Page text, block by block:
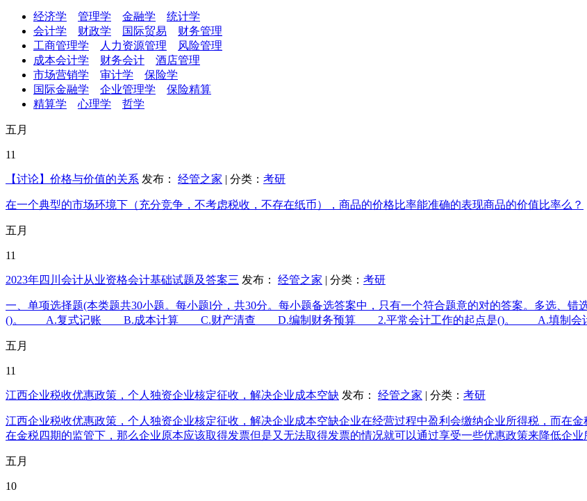
经济学 管理学 金融学
统计学
会计学
财政学 国际贸易
财务管理
工商管理学
人力资源管理
风险管理
成本会计学
财务会计
酒店管理
市场营销学
审计学
保险学
国际金融学
企业管理学
保险精算
精算学
心理学 哲学
五月
11
【讨论】价格与价值的关系 发布： 经管之家 | 分类： 考研
在一个典型的市场环境下（充分竞争，不考虑税收，不存在纸币），商品的价格比率能准确的表现商品的价值比率么？
五月
11
2023年四川会计从业资格会计基础试题及答案三 发布： 经管之家 | 分类： 考研
一、单项选择题(本类题共30小题。每小题l分，共30分。每小题备选答案中，只有一个符合题意的对的答案。多选
()。 A.复式记账 B.成本计算 C.财产清查 D.编制财务预算 2.平常会计工作的起点是()。 A.填制会
五月
11
江西企业税收优惠政策，个人独资企业核定征收，解决企业成本空缺 发布： 经管之家 | 分类： 考研
江西企业税收优惠政策，个人独资企业核定征收，解决企业成本空缺企业在经营过程中盈利会缴纳企业所得税，而在
在金税四期的监管下，那么企业原本应该取得发票但是又无法取得发票的情况就可以通过享受一些优惠政策来降低企
五月
10